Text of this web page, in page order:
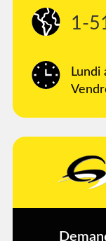
1-
Lundi